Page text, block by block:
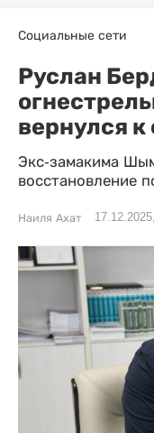
Социальные сети
Руслан
вернулся
Экс-замакима
восстановление
Наиля Ахат